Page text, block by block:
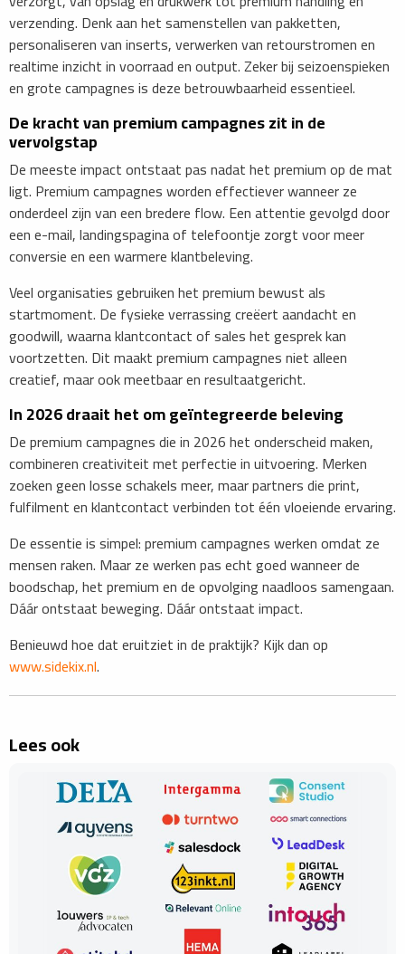
verzending. Denk aan het samenstellen van pakketten,
personaliseren van inserts, verwerken van retourstromen en
realtime inzicht in voorraad en output. Zeker bij seizoenspieken
en grote campagnes is deze betrouwbaarheid essentieel.
De kracht van premium campagnes zit in de
vervolgstap
De meeste impact ontstaat pas nadat het premium op de mat
ligt. Premium campagnes worden effectiever wanneer ze
onderdeel zijn van een bredere flow. Een attentie gevolgd door
een e-mail, landingspagina of telefoontje zorgt voor meer
conversie en een warmere klantbeleving.
Veel organisaties gebruiken het premium bewust als
startmoment. De fysieke verrassing creëert aandacht en
goodwill, waarna klantcontact of sales het gesprek kan
voortzetten. Dit maakt premium campagnes niet alleen
creatief, maar ook meetbaar en resultaatgericht.
In 2026 draait het om geïntegreerde beleving
De premium campagnes die in 2026 het onderscheid maken,
combineren creativiteit met perfectie in uitvoering. Merken
zoeken geen losse schakels meer, maar partners die print,
fulfilment en klantcontact verbinden tot één vloeiende ervaring.
De essentie is simpel: premium campagnes werken omdat ze
mensen raken. Maar ze werken pas echt goed wanneer de
boodschap, het premium en de opvolging naadloos samengaan.
Dáár ontstaat beweging. Dáár ontstaat impact.
​Benieuwd hoe dat eruitziet in de praktijk? Kijk dan op
www.sidekix.nl.
Lees ook